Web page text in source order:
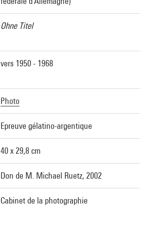
Ohne Titel
vers 1950 - 1968
Photo
Epreuve gélatino-argentique
40 x 29,8 cm
Don de M. Michael Ruetz, 2002
Cabinet de la photographie